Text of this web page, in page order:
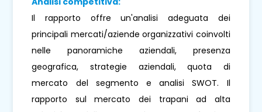
Il rapporto offre un'analisi adeguata dei
principali mercati/aziende organizzativi coinvolti
nelle panoramiche aziendali, presenza
geografica, strategie aziendali, quota di
mercato del segmento e analisi SWOT. Il
rapporto sul mercato dei trapani ad alta